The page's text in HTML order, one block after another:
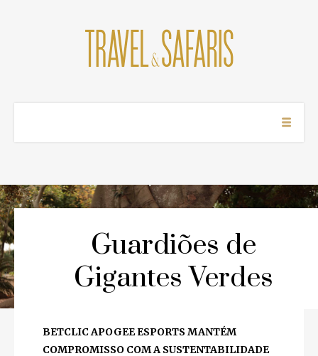
Guardiões de
Gigantes Verdes
BETCLIC APOGEE ESPORTS MANTÉM
COMPROMISSO COM A SUSTENTABILIDADE